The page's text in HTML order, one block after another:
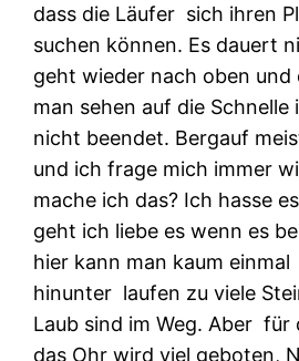
dass die Läufer sich ihren
suchen können. Es dauert
geht wieder nach oben und
man sehen auf die
nicht beendet. Bergauf
und ich frage mich immer
mache ich das? Ich hasse
geht ich liebe es wenn es
hier kann man kaum
hinunter laufen zu viele
Laub sind im Weg. Aber für
das Ohr wird viel geboten,